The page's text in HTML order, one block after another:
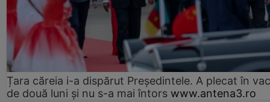
Țara căreia i-a dispărut Președintele. A plecat în
de două luni și nu s-a mai întors www.antena3.ro